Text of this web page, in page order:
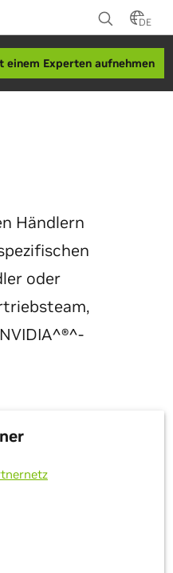
DE
einem Experten aufnehmen
Händlern
oder